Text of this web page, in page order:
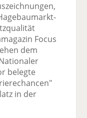
Focus
dem
belegte
in der